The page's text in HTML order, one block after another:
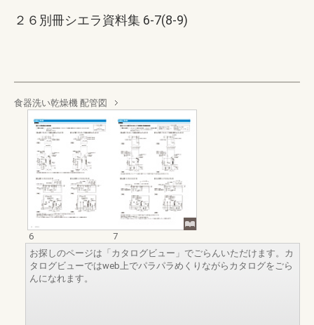
２６別冊シエラ資料集 6-7(8-9)
食器洗い乾燥機 配管図
6
7
お探しのページは「カタログビュー」でごらんいただけます。カ
タログビューではweb上でパラパラめくりながらカタログをごら
んになれます。